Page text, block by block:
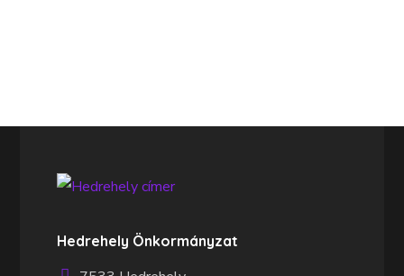
Hedrehely Önkormányzat